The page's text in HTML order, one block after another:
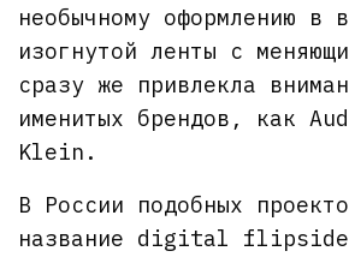
необычному оформлению в
изогнутой ленты с
сразу же привлекла
именитых брендов, как
Klein.
В России подобных
название digital flipside